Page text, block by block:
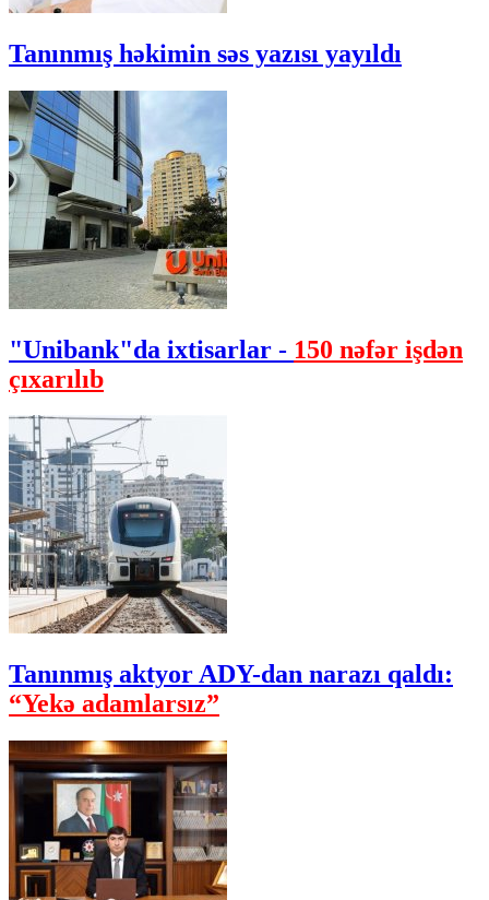
Tanınmış həkimin səs yazısı yayıldı
"Unibank"da ixtisarlar - 150 nəfər işdən
çıxarılıb
Tanınmış aktyor ADY-dan narazı qaldı:
“Yekə adamlarsız”